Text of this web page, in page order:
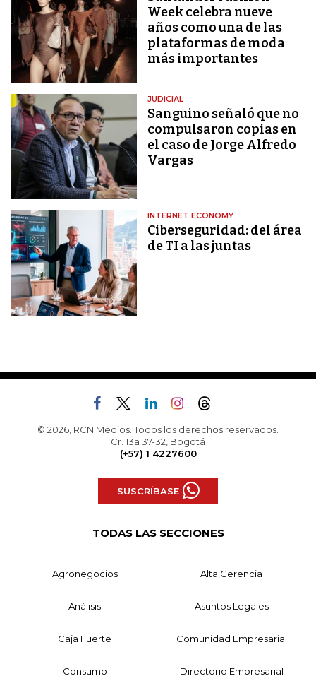
Week celebra nueve
años como una de las
plataformas de moda
más importantes
JUDICIAL
Sanguino señaló que no
compulsaron copias en
el caso de Jorge Alfredo
Vargas
INTERNET ECONOMY
Ciberseguridad: del área
de TI a las juntas
© 2026, RCN Medios. Todos los derechos reservados.
Cr. 13a 37-32, Bogotá
(+57) 1 4227600
SUSCRÍBASE
TODAS LAS SECCIONES
Agronegocios Alta Gerencia
Análisis Asuntos Legales
Caja Fuerte Comunidad Empresarial
Consumo Directorio Empresarial